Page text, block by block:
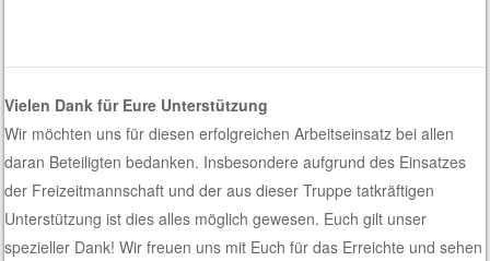
Vielen Dank für Eure Unterstützung
Wir möchten uns für diesen erfolgreichen Arbeitseinsatz bei allen
daran Beteiligten bedanken. Insbesondere aufgrund des Einsatzes
der Freizeitmannschaft und der aus dieser Truppe tatkräftigen
Unterstützung ist dies alles möglich gewesen. Euch gilt unser
spezieller Dank! Wir freuen uns mit Euch für das Erreichte und sehen